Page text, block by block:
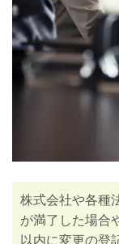
株式会社や各種
が満了した場合
以内に変更の登